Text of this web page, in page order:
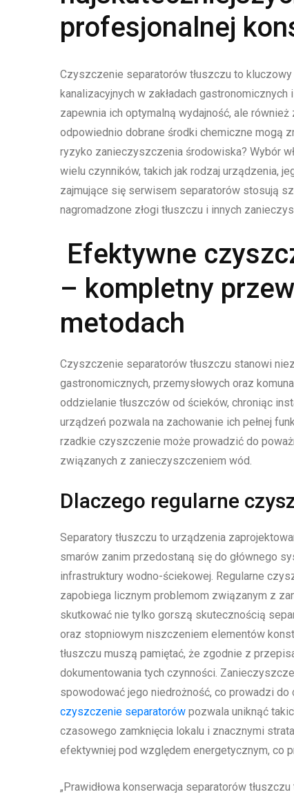
profesjonalnej
Czyszczenie separatorów tłuszczu to
kanalizacyjnych w zakładach
zapewnia ich optymalną wydajność, ale
odpowiednio dobrane środki chemiczne mogą
ryzyko zanieczyszczenia środowiska? Wybór
wielu czynników, takich jak rodzaj urządzenia,
zajmujące się serwisem separatorów stosują
nagromadzone złogi tłuszczu i innych
Efektywne
– kompletny
metodach
Czyszczenie separatorów tłuszczu stanowi
gastronomicznych, przemysłowych oraz
oddzielanie tłuszczów od ścieków, chroniąc
urządzeń pozwala na zachowanie ich pełnej
rzadkie czyszczenie może prowadzić do
związanych z zanieczyszczeniem wód.
Dlaczego regularne
Separatory tłuszczu to urządzenia
smarów zanim przedostaną się do głównego
infrastruktury wodno-ściekowej. Regularne
zapobiega licznym problemom związanym z
skutkować nie tylko gorszą skutecznością
oraz stopniowym niszczeniem elementów
tłuszczu muszą pamiętać, że zgodnie z
dokumentowania tych czynności.
spowodować jego niedrożność, co prowadzi
czyszczenie separatorów pozwala uniknąć
czasowego zamknięcia lokalu i znacznymi
efektywniej pod względem energetycznym, co
„Prawidłowa konserwacja separatorów